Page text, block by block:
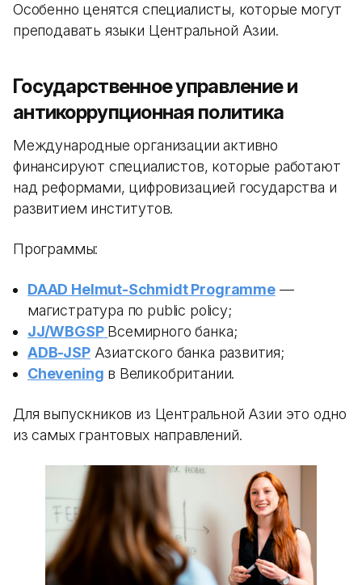
Особенно ценятся специалисты, которые могут
преподавать языки Центральной Азии.
Государственное управление и
антикоррупционная политика
Международные организации активно
финансируют специалистов, которые работают
над реформами, цифровизацией государства и
развитием институтов.
Программы:
DAAD Helmut-Schmidt Programme—
магистратура по public policy;
JJ/WBGSP Всемирного банка;
ADB-JSPАзиатского банка развития;
Chevening в Великобритании.
Для выпускников из Центральной Азии это одно
из самых грантовых направлений.